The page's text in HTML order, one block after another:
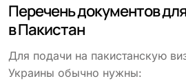
Перечень документов
в Пакистан
Для подачи на пакистанскую
Украины обычно нужны: